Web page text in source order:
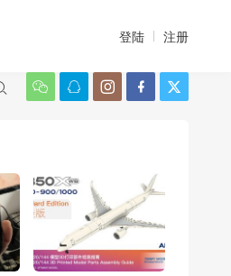
登陆 注册
    